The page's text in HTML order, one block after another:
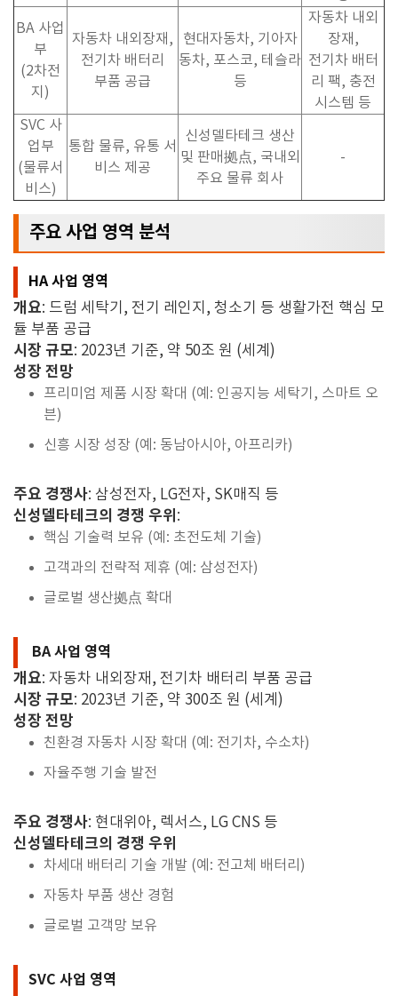
BA 사업
부
(2차전
지 )
자동차 내외장재 ,
전기차 배터리
부품 공급
현대자동차, 기아자
동차, 포스코, 테슬라
등
자동차 내외
장재 ,
전기차 배터
리 팩, 충전
시스템 등
SVC 사
업부
(물류서
비스)
통합 물류, 유통 서
비스 제공
신성델타테크 생산
및 판매拠点, 국내외
주요 물류 회사
-
주요 사업 영역 분석
HA 사업 영역
개요: 드럼 세탁기, 전기 레인지, 청소기 등 생활가전 핵심 모
듈 부품 공급
시장 규모: 2023년 기준, 약 50조 원 (세계)
성장 전망
프리미엄 제품 시장 확대 (예: 인공지능 세탁기, 스마트 오
븐)
신흥 시장 성장 (예: 동남아시아, 아프리카)
주요 경쟁사: 삼성전자, LG전자, SK매직 등
신성델타테크의 경쟁 우위 :
핵심 기술력 보유 (예: 초전도체 기술)
고객과의 전략적 제휴 (예: 삼성전자)
글로벌 생산拠点 확대
BA 사업 영역
개요: 자동차 내외장재, 전기차 배터리 부품 공급
시장 규모: 2023년 기준, 약 300조 원 (세계)
성장 전망
친환경 자동차 시장 확대 (예: 전기차, 수소차)
자율주행 기술 발전
주요 경쟁사: 현대위아, 렉서스, LG CNS 등
신성델타테크의 경쟁 우위
차세대 배터리 기술 개발 (예: 전고체 배터리)
자동차 부품 생산 경험
글로벌 고객망 보유
SVC 사업 영역